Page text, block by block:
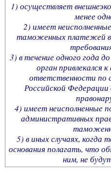
1) осуществляет
менее
2) имеет
таможенных платежей в
3) в течение одного года
орган привлекался
ответственности по
Российской
4) имеет неисполненные
административных
5) в иных случаях,
основания полагать, что
ним, не